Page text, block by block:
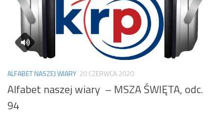
ALFABET NASZEJ WIARY 20 CZERWCA 2020
Alfabet naszej wiary – MSZA ŚWIĘTA, odc.
94